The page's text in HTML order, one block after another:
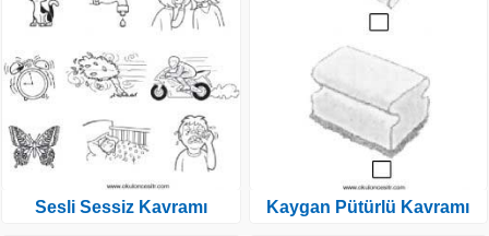
Sesli Sessiz Kavramı Kaygan Pütürlü Kavramı